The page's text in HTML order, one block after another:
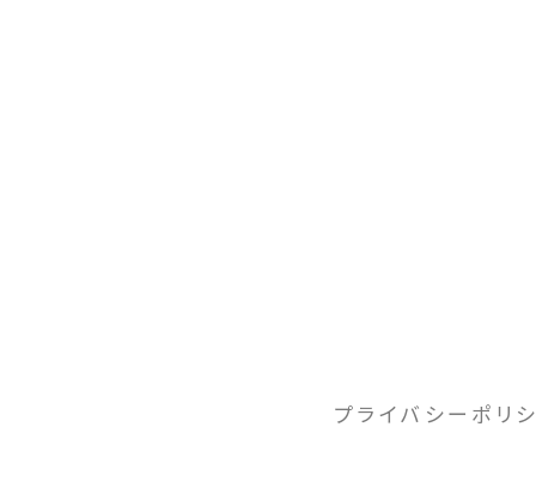
プライバシーポリ